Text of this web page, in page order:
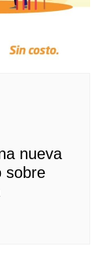
nueva
sobre